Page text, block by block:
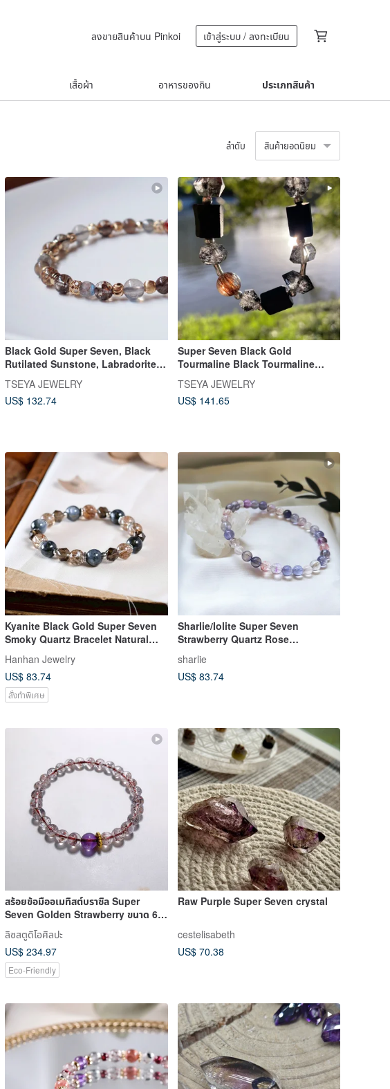
ลงขายสินค้าบน Pinkoi เข้าสู่ระบบ / ลงทะเบียน
เสื้อผ้า อาหารของกิน ประเภทสินค้า
ลำดับ สินค้ายอดนิยม
Black Gold Super Seven, Black
Rutilated Sunstone, Labradorite,
Popularity Bracelet
TSEYA JEWELRY
US$ 132.74
Super Seven Black Gold
Tourmaline Black Tourmaline
Bracelet
TSEYA JEWELRY
US$ 141.65
Kyanite Black Gold Super Seven
Smoky Quartz Bracelet Natural
Hanhan Jewelry
US$ 83.74
สั่งทำพิเศษ
Sharlie/Iolite Super Seven
Strawberry Quartz Rose
Clarity Crystal Bracelet
sharlie
US$ 83.74
สร้อยข้อมืออเมทิสต์บราซิล Super
Seven Golden Strawberry ขนาด 6.5
ลิซสตูดิโอศิลปะ
US$ 234.97
Eco-Friendly
Raw Purple Super Seven crystal
cestelisabeth
US$ 70.38